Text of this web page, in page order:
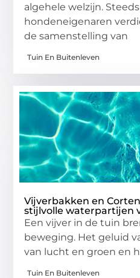
algehele welzijn.
hondeneigenaren
de samenstelling van
Tuin En Buitenleven
Vijverbakken en
stijlvolle waterpartijen
Een vijver in de tuin
beweging. Het geluid
van lucht en groen en
Tuin En Buitenleven